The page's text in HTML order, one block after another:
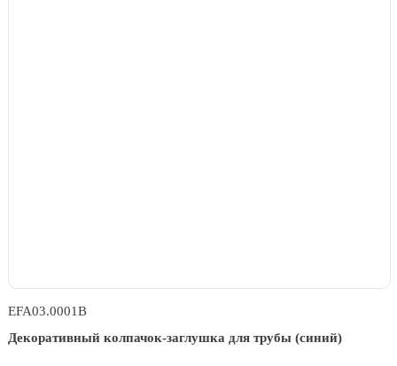
EFA03.0001B
Декоративный колпачок-заглушка для трубы (синий)